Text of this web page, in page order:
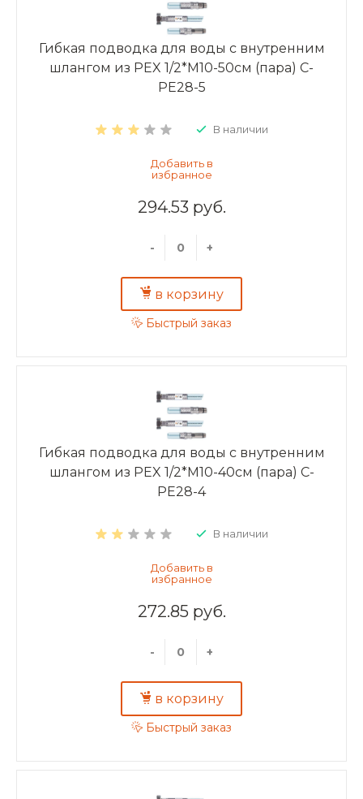
Гибкая подводка для воды с внутренним
шлангом из PEX 1/2*M10-50см (пара) C-
PE28-5
В наличии
294.53 руб.
- +
в корзину
Быстрый заказ
Гибкая подводка для воды с внутренним
шлангом из PEX 1/2*M10-40см (пара) C-
PE28-4
В наличии
272.85 руб.
- +
в корзину
Быстрый заказ